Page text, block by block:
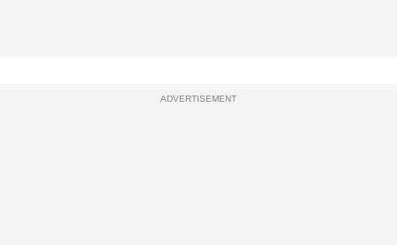
ADVERTISEMENT